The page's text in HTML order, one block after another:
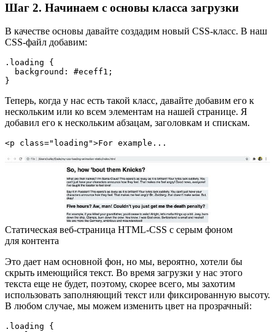
Шаг 2. Начинаем с основы класса загрузки
В качестве основы давайте создадим новый CSS-класс. В наш
CSS-файл добавим:
.loading {
}
Теперь, когда у нас есть такой класс, давайте добавим его к
нескольким или ко всем элементам на нашей странице. Я
добавил его к нескольким абзацам, заголовкам и спискам.
<p class="loading">For example...
Статическая веб-страница HTML-CSS с серым фоном
для контента
Это дает нам основной фон, но мы, вероятно, хотели бы
скрыть имеющийся текст. Во время загрузки у нас этого
текста еще не будет, поэтому, скорее всего, мы захотим
использовать заполняющий текст или фиксированную высоту.
В любом случае, мы можем изменить цвет на прозрачный:
.loading {